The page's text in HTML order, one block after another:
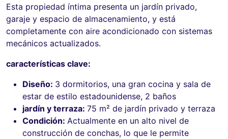
Esta propiedad íntima presenta un jardín privado,
garaje y espacio de almacenamiento, y está
completamente con aire acondicionado con sistemas
mecánicos actualizados.
características clave:
Diseño: 3 dormitorios, una gran cocina y sala de
estar de estilo estadounidense, 2 baños
jardín y terraza: 75 m² de jardín privado y terraza
Condición: Actualmente en un alto nivel de
construcción de conchas, lo que le permite